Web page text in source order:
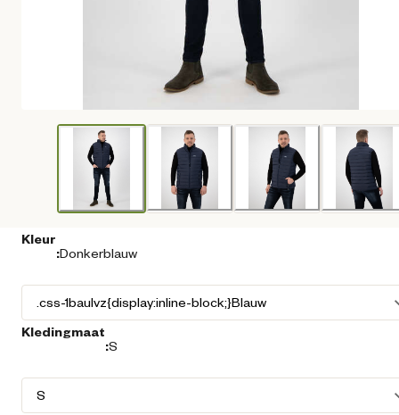
Kleur
:Donkerblauw
Kledingmaat
:S